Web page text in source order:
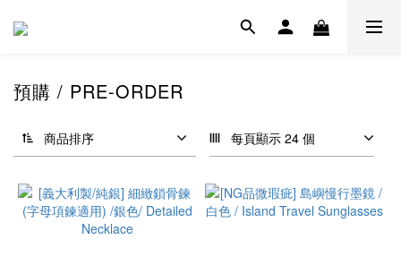
預購 / PRE-ORDER
商品排序 每頁顯示 24 個